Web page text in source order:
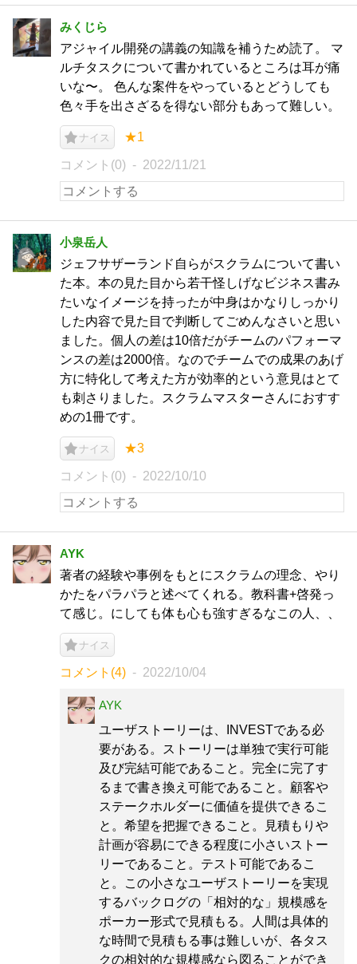
みくじら
アジャイル開発の講義の知識を補うため読了。 マ
ルチタスクについて書かれているところは耳が痛
いな〜。 色んな案件をやっているとどうしても
色々手を出さざるを得ない部分もあって難しい。
ナイス ★1
コメント(0) 2022/11/21
小泉岳人
ジェフサザーランド自らがスクラムについて書い
た本。本の見た目から若干怪しげなビジネス書み
たいなイメージを持ったが中身はかなりしっかり
した内容で見た目で判断してごめんなさいと思い
ました。個人の差は10倍だがチームのパフォーマ
ンスの差は2000倍。なのでチームでの成果のあげ
方に特化して考えた方が効率的という意見はとて
も刺さりました。スクラムマスターさんにおすす
めの1冊です。
ナイス ★3
コメント(0) 2022/10/10
AYK
著者の経験や事例をもとにスクラムの理念、やり
かたをパラパラと述べてくれる。教科書+啓発っ
て感じ。にしても体も心も強すぎるなこの人、、
ナイス
コメント(4) 2022/10/04
AYK
ユーザストーリーは、INVESTである必
要がある。ストーリーは単独で実行可能
及び完結可能であること。完全に完了す
るまで書き換え可能であること。顧客や
ステークホルダーに価値を提供できるこ
と。希望を把握できること。見積もりや
計画が容易にできる程度に小さいストー
リーであること。テスト可能であるこ
と。この小さなユーザストーリーを実現
するバックログの「相対的な」規模感を
ポーカー形式で見積もる。人間は具体的
な時間で見積もる事は難しいが、各タス
クの相対的な規模感なら図ることができ